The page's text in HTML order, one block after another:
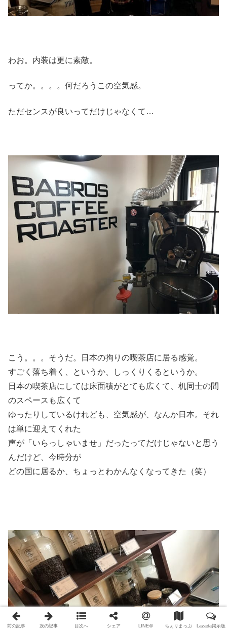
わお。内装は更に素敵。
ってか。。。。何だろうこの空気感。
ただセンスが良いってだけじゃなくて…
こう。。。そうだ。日本の拘りの喫茶店に居る感覚。
すごく落ち着く、というか、しっくりくるというか。
日本の喫茶店にしては床面積がとても広くて、机同士の間
のスペースも広くて
ゆったりしているけれども、空気感が、なんか日本。それ
は単に迎えてくれた
声が「いらっしゃいませ」だったってだけじゃないと思う
んだけど、今時分が
どの国に居るか、ちょっとわかんなくなってきた（笑）
前の記事 次の記事 目次へ シェア LINE＠ ちぇりまっぷ Lazada掲示板